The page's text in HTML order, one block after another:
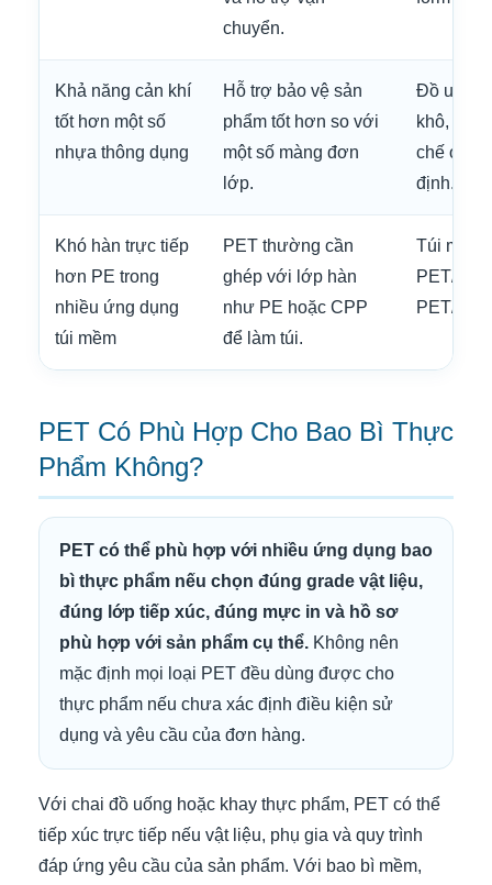
chuyển.
Khả năng cản khí
tốt hơn một số
nhựa thông dụng
Hỗ trợ bảo vệ sản
phẩm tốt hơn so với
một số màng đơn
lớp.
Đồ uống,
khô, bao
chế oxy
định.
Khó hàn trực tiếp
hơn PE trong
nhiều ứng dụng
túi mềm
PET thường cần
ghép với lớp hàn
như PE hoặc CPP
để làm túi.
Túi
PET/PE,
PET/AL/
PET Có Phù Hợp Cho Bao Bì Thực
Phẩm Không?
PET có thể phù hợp với nhiều ứng dụng bao
bì thực phẩm nếu chọn đúng grade vật liệu,
đúng lớp tiếp xúc, đúng mực in và hồ sơ
phù hợp với sản phẩm cụ thể. Không nên
mặc định mọi loại PET đều dùng được cho
thực phẩm nếu chưa xác định điều kiện sử
dụng và yêu cầu của đơn hàng.
Với chai đồ uống hoặc khay thực phẩm, PET có thể
tiếp xúc trực tiếp nếu vật liệu, phụ gia và quy trình
đáp ứng yêu cầu của sản phẩm. Với bao bì mềm,